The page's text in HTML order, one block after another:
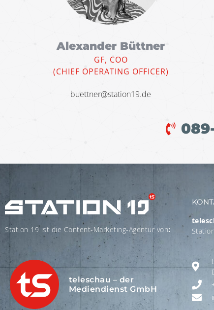
Alexander Büttner
GF, COO
(CHIEF OPERATING OFFICER)
buettner@station19.de
Station 19 ist die Content-Marketing-Agentur von:
teleschau – der
Mediendienst GmbH